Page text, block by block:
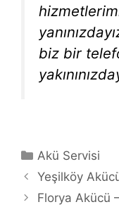
biz bir
Kategoriler
Akü Servisi
Yeşilköy
Florya Akücü